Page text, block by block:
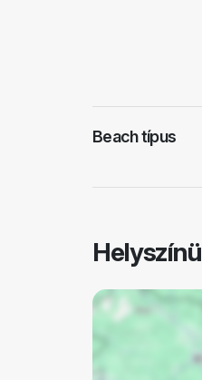
Beach típus